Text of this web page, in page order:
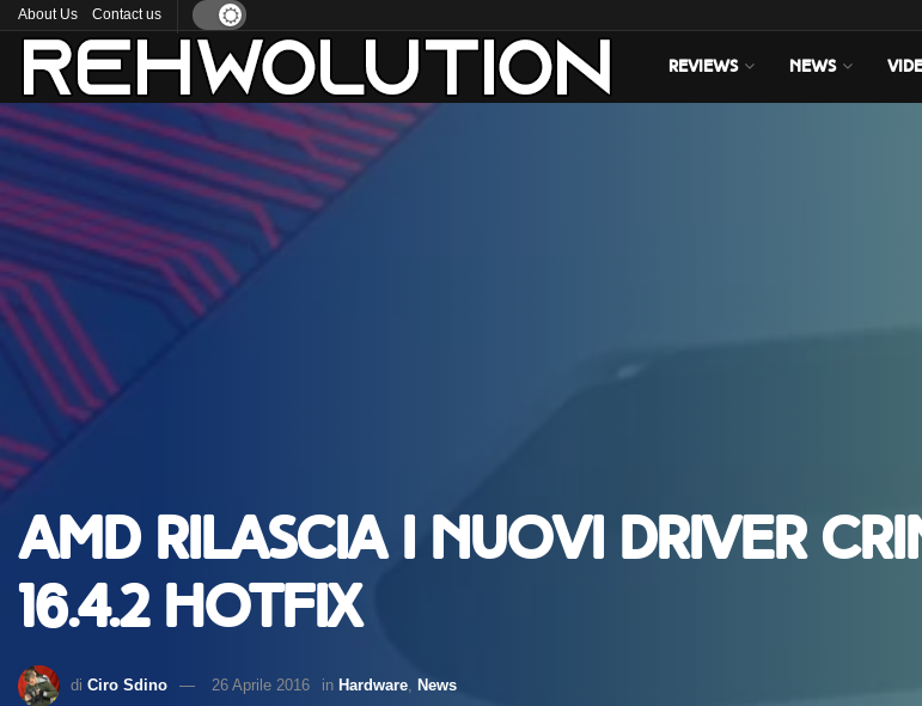
About Us Contact us
REVIEWS NEWS
AMD rilascia i nuovi driver
16.4.2 Hotfix
di Ciro Sdino 26 Aprile 2016 in Hardware News